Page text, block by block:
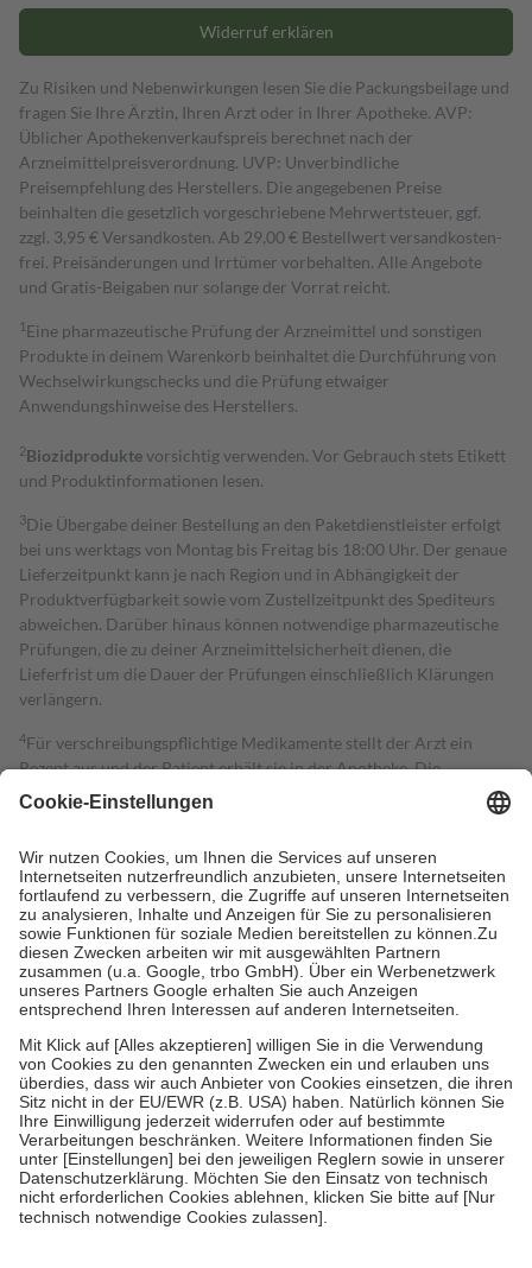
Widerruf erklären
Zu Risiken und Nebenwirkungen lesen Sie die Packungsbeilage und
fragen Sie Ihre Ärztin, Ihren Arzt oder in Ihrer Apotheke. AVP:
Üblicher Apothekenverkaufspreis berechnet nach der
Arzneimittelpreisverordnung. UVP: Unverbindliche
Preisempfehlung des Herstellers. Die angegebenen Preise
beinhalten die gesetzlich vorgeschriebene Mehrwertsteuer, ggf.
zzgl. 3,95 € Versandkosten. Ab 29,00 € Bestell­wert versand­kosten­
frei. Preisänderungen und Irrtümer vorbehalten. Alle Angebote
und Gratis-Beigaben nur solange der Vorrat reicht.
1 Eine pharmazeutische Prüfung der Arzneimittel und sonstigen
Produkte in deinem Warenkorb beinhaltet die Durchführung von
Wechselwirkungschecks und die Prüfung etwaiger
Anwendungshinweise des Herstellers.
2Biozidproduktevorsichtig verwenden. Vor Gebrauch stets Etikett
und Produktinformationen lesen.
3Die Übergabe deiner Bestellung an den Paketdienstleister erfolgt
bei uns werktags von Montag bis Freitag bis 18:00 Uhr. Der genaue
Lieferzeitpunkt kann je nach Region und in Abhängigkeit der
Produktverfügbarkeit sowie vom Zustellzeitpunkt des Spediteurs
abweichen. Darüber hinaus können notwendige pharmazeutische
Prüfungen, die zu deiner Arzneimittelsicherheit dienen, die
Lieferfrist um die Dauer der Prüfungen einschließlich Klärungen
verlängern.
4Für verschreibungspflichtige Medikamente stellt der Arzt ein
Rezept aus und der Patient erhält sie in der Apotheke. Die
gesetzliche Krankenversicherung übernimmt in der Regel die
Kosten dafür, der Versicherte trägt einen Teil davon als Zuzahlung
Grundsätzlich leisten Mitglieder Zuzahlungen in Höhe von zehn
Prozent des Abgabepreises,mindestens jedochfünf Euround
höchstens zehn Euro.Es sind jedoch nie mehr als die tatsächlichen
Kosten der Leistung zu entrichten.
Diese Regeln gelten grundsätzlich auch für Online-Apotheken.
Bei Heilmitteln und häuslicher Krankenpflege beträgt die
Zuzahlung zehn Prozent der Kosten sowie zehn Euro je
Verordnung.
Um das Engagement der Versicherten für ihre eigene Gesundheit zu
stärken und die besondere Stellung der Familie zu unterstützen,
fallenkeine Zuzahlungenan bei:
• Kindern und Jugendlichen bis zum vollendeten 18. Lebensjahr
mit Ausnahme der Fahrkosten
• Untersuchungen zur Vorsorge und Früherkennung, die von der
GKV getragen werden